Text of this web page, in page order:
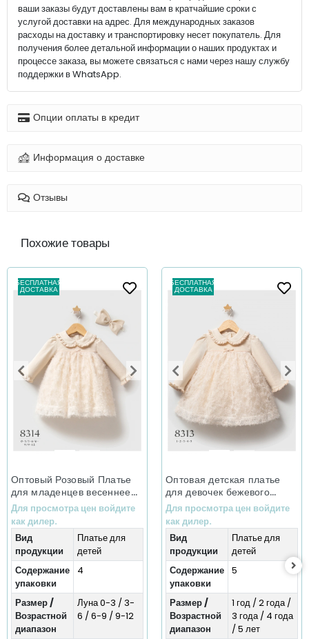
ваши заказы будут доставлены вам в кратчайшие сроки с
услугой доставки на адрес. Для международных заказов
расходы на доставку и транспортировку несет покупатель. Для
получения более детальной информации о наших продуктах и
процессе заказа, вы можете связаться с нами через нашу службу
поддержки в WhatsApp.
Опции оплаты в кредит
Информация о доставке
Отзывы
Похожие товары
БЕСПЛАТНАЯ
ДОСТАВКА
Оптовый Розовый Платье
для младенцев весеннее
платье (0-12 месяцев)
Для просмотра цен войдите
как дилер.
Вид
продукции
Платье для
детей
Содержание
упаковки
4
Размер /
Возрастной
диапазон
Луна 0-3 / 3-
6 / 6-9 / 9-12
БЕСПЛАТНАЯ
ДОСТАВКА
Оптовая детская платье
для девочек бежевого
цвета, зимнее платье (1-5
лет)
Для просмотра цен войдите
как дилер.
Вид
продукции
Платье для
детей
Содержание
упаковки
5
Размер /
Возрастной
диапазон
1 год / 2 года /
3 года / 4 года
/ 5 лет